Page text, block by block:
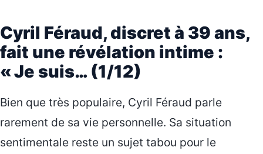
Cyril Féraud, discret à 39 ans,
fait une révélation intime :
« Je suis… (1/12)
Bien que très populaire, Cyril Féraud parle
rarement de sa vie personnelle. Sa situation
sentimentale reste un sujet tabou pour le